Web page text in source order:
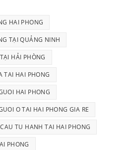
HAI PHONG
TẠI QUẢNG NINH
HẢI PHÒNG
TAI HAI PHONG
HAI PHONG
O TAI HAI PHONG GIA RE
TU HANH TAI HAI PHONG
PHONG